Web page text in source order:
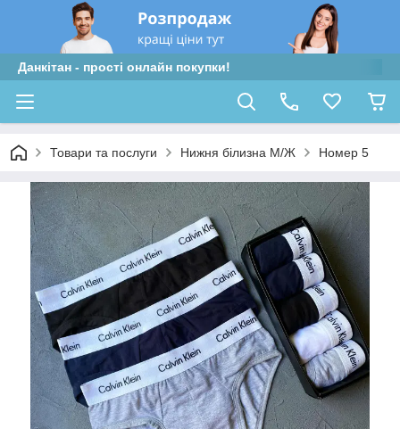
Данкітан - прості онлайн покупки!
Товари та послуги Нижня білизна М/Ж Номер 5